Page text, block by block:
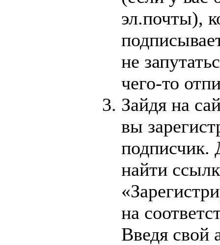
эл.почты),
не
чего-то
Зайдя на
вы
подписчик.
найти
на
Введя свой